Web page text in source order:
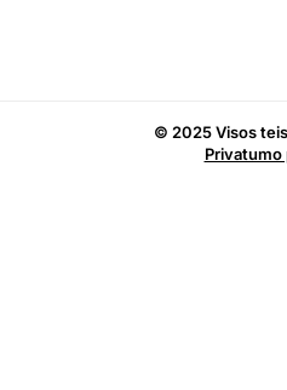
© 2025 Visos
Privatumo